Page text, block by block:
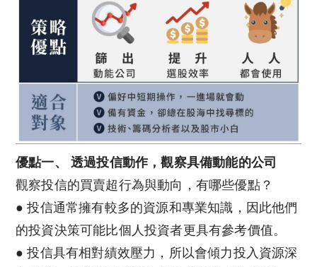
優點一、 透過投信動作，觀察具備動能的公司
觀察投信的買賣超行為與動向，有哪些優點？
● 投信通常擁有較多的資源和專業知識，因此他們
的投資決策可能比個人投資者更具有參考價值。
● 投信具有相對績效壓力，所以會傾力投入資源深